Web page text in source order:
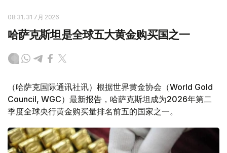
08:31, 31 7月 2026
哈萨克斯坦是全球五大黄金购买国之一
（哈萨克国际通讯社讯）根据世界黄金协会（World Gold
Council, WGC）最新报告，哈萨克斯坦成为2026年第二
季度全球央行黄金购买量排名前五的国家之一。